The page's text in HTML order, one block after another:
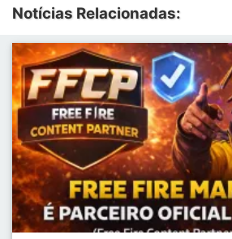
Notícias Relacionadas: